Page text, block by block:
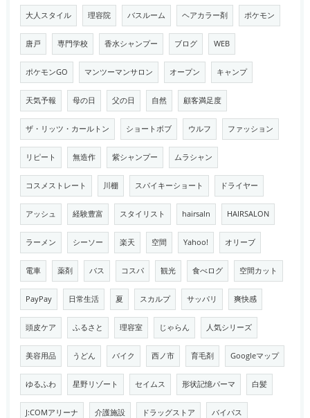
大人スタイル 理容院 バスルーム ヘアカラー剤 ポケモン
唐戸 専門学校 香水シャンプー ブログ WEB
ポケモンGO マンツーマンサロン オープン キャンプ
天気予報 母の日 父の日 自然 顧客満足度
ザ・リッツ・カールトン ショートボブ ウルフ ファッション
リピート 無造作 紫シャンプー ムラシャン
コスメストレート 川棚 スパイキーショート ドライヤー
アッシュ 経験豊富 スタイリスト hairsaln HAIRSALON
ラーメン シーソー 楽天 空間 Yahoo! オリーブ
電車 薬剤 バス コスパ 観光 食べログ 空間カット
PayPay 日常生活 夏 スカルプ サッパリ 爽快感
頭皮ケア ふるさと 理容室 じゃらん 人気シリーズ
美容用品 うどん バイク 西ノ市 育毛剤 Googleマップ
ゆるふわ 星野リゾート セイムス 形状記憶パーマ 白髪
J:COMアリーナ 介護施設 ドラッグストア バイパス